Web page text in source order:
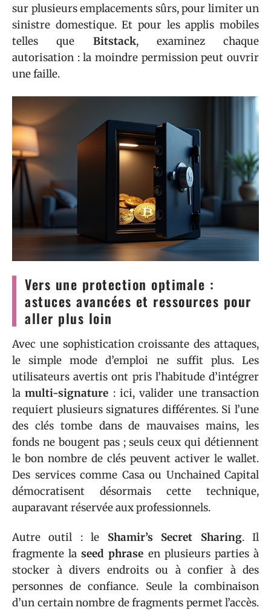
sur plusieurs emplacements sûrs, pour limiter un
sinistre domestique. Et pour les applis mobiles
telles que Bitstack, examinez chaque
autorisation : la moindre permission peut ouvrir
une faille.
Vers une protection optimale :
astuces avancées et ressources pour
aller plus loin
Avec une sophistication croissante des attaques,
le simple mode d’emploi ne suffit plus. Les
utilisateurs avertis ont pris l’habitude d’intégrer
lamulti-signature : ici, valider une transaction
requiert plusieurs signatures différentes. Si l’une
des clés tombe dans de mauvaises mains, les
fonds ne bougent pas ; seuls ceux qui détiennent
le bon nombre de clés peuvent activer le wallet.
Des services comme Casa ou Unchained Capital
démocratisent désormais cette technique,
auparavant réservée aux professionnels.
Autre outil : le Shamir’s Secret Sharing. Il
fragmente laseed phrase en plusieurs parties à
stocker à divers endroits ou à confier à des
personnes de confiance. Seule la combinaison
d’un certain nombre de fragments permet l’accès.